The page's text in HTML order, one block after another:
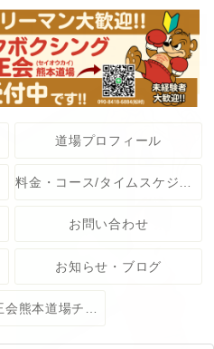
道場プロフィール
お問い合わせ
お知らせ・ブログ
YouTube(誠王会熊本道場チャンネル)